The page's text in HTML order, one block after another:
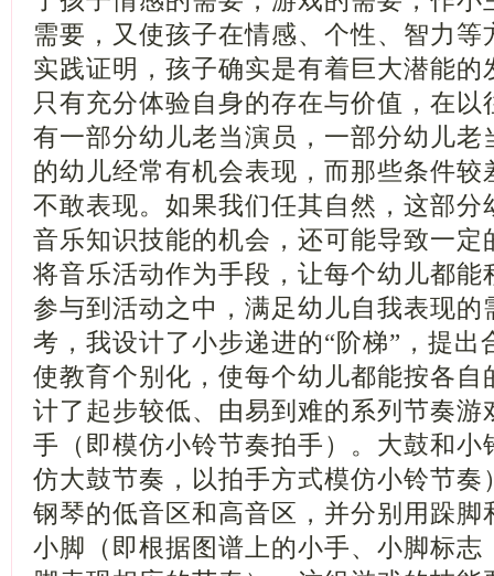
需要，又使孩子在情感、个性、智力等
实践证明，孩子确实是有着巨大潜能的
只有充分体验自身的存在与价值，在
有一部分幼儿老当演员，一部分幼儿老
的幼儿经常有机会表现，而那些条件较
不敢表现。如果我们任其自然，这部分
音乐知识技能的机会，还可能导致一定
将音乐活动作为手段，让每个幼儿都能
参与到活动之中，满足幼儿自我表现的
考，我设计了小步递进的“阶梯”，提出
使教育个别化，使每个幼儿都能按各自
计了起步较低、由易到难的系列节奏游
手（即模仿小铃节奏拍手）。大鼓和小
仿大鼓节奏，以拍手方式模仿小铃节奏
钢琴的低音区和高音区，并分别用跺脚
小脚（即根据图谱上的小手、小脚标志